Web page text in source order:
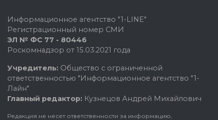
Информационное агентство "1-LINE"
Регистрационный номер СМИ
ЭЛ № ФС 77 - 80446
Роскомнадзор от 15.03.2021 года
Учредитель: Общество с ограниченной
ответственностью "Информационное агентство "1-
Лайн"
Главный редактор: Кузнецов Андрей Михайлович
Редакция не несет ответственности за информацию,